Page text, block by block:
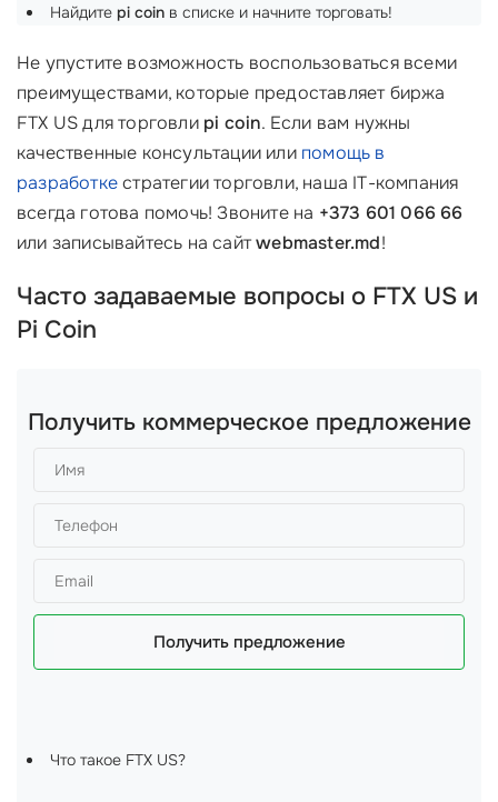
Найдите pi coin в списке и начните торговать!
Не упустите возможность воспользоваться всеми
преимуществами, которые предоставляет биржа
FTX US для торговли pi coin. Если вам нужны
качественные консультации или помощь в
разработкестратегии торговли, наша IT-компания
всегда готова помочь! Звоните на +373 601 066 66
или записывайтесь на сайтwebmaster.md!
Часто задаваемые вопросы о FTX US и
Pi Coin
Получить коммерческое предложение
Получить предложение
Что такое FTX US?